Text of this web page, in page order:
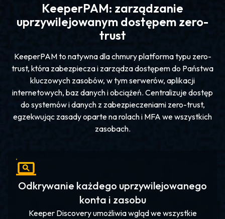
KeeperPAM: zarządzanie
uprzywilejowanym dostępem zero-
trust
KeeperPAM to natywna dla chmury platforma typu zero-
trust, która zabezpiecza i zarządza dostępem do Państwa
kluczowych zasobów, w tym serwerów, aplikacji
internetowych, baz danych i obciążeń. Centralizuje dostęp
do systemów i danych z zabezpieczeniami zero-trust,
egzekwując zasady oparte na rolach i MFA we wszystkich
zasobach.
Odkrywanie każdego uprzywilejowanego
konta i zasobu
Keeper Discovery umożliwia wgląd we wszystkie